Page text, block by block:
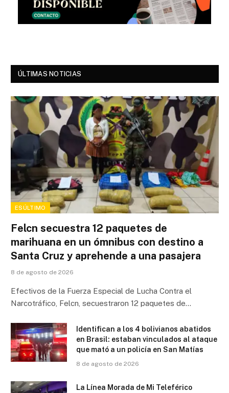
ÚLTIMAS NOTICIAS
ESÚLTIMO
Felcn secuestra 12 paquetes de
marihuana en un ómnibus con destino a
Santa Cruz y aprehende a una pasajera
8 de agosto de 2026
Efectivos de la Fuerza Especial de Lucha Contra el
Narcotráfico, Felcn, secuestraron 12 paquetes de…
Identifican a los 4 bolivianos abatidos
en Brasil: estaban vinculados al ataque
que mató a un policía en San Matías
8 de agosto de 2026
La Línea Morada de Mi Teleférico